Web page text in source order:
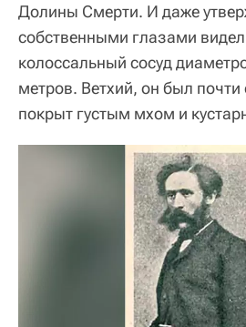
Долины Смерти. И даже
собственными глазами
колоссальный сосуд
метров. Ветхий, он был
покрыт густым мхом и